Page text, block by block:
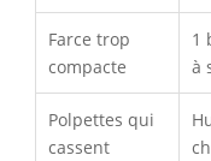
Farce trop
compacte
1
à
Polpettes qui
cassent